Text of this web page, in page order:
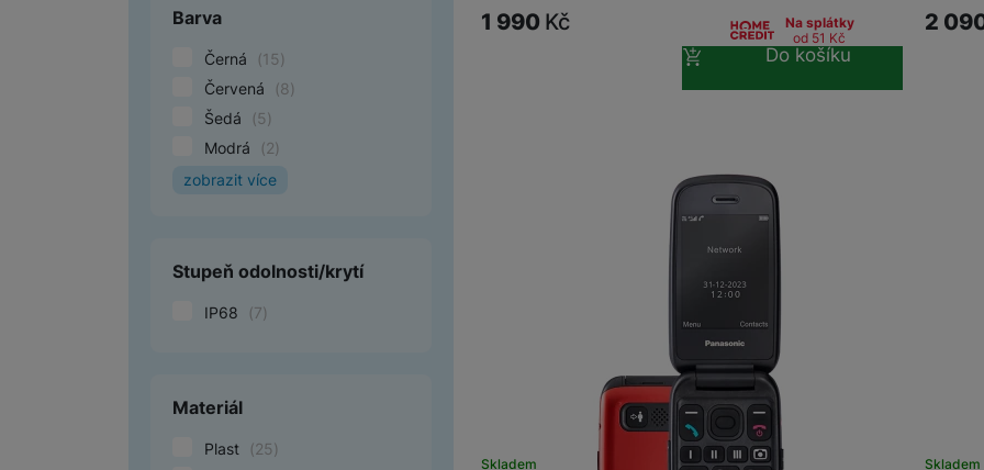
Barva
Černá (15)
Červená
(8)
Šedá
(5)
Modrá
(2)
zobrazit více
Žlutá (1)
Oranžová
Stupeň odolnosti/krytí
IP68 (7)
Materiál
Plast (25)
1 990 Kč
Na splátky
od 51 Kč
Do košíku
2
Skladem Skladem